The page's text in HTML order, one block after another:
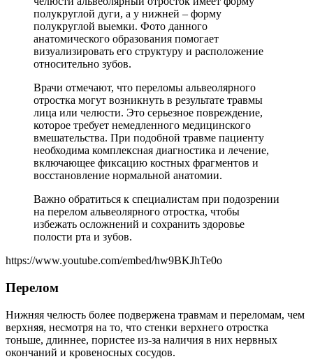
полукруглой дуги, а у нижней – форму
полукруглой выемки. Фото данного
анатомического образования помогает
визуализировать его структуру и расположение
относительно зубов.
Врачи отмечают, что переломы альвеолярного
отростка могут возникнуть в результате травмы
лица или челюсти. Это серьезное повреждение,
которое требует немедленного медицинского
вмешательства. При подобной травме пациенту
необходима комплексная диагностика и лечение,
включающее фиксацию костных фрагментов и
восстановление нормальной анатомии.
Важно обратиться к специалистам при подозрении
на перелом альвеолярного отростка, чтобы
избежать осложнений и сохранить здоровье
полости рта и зубов.
https://www.youtube.com/embed/hw9BKJhTe0o
Перелом
Нижняя челюсть более подвержена травмам и переломам, чем
верхняя, несмотря на то, что стенки верхнего отростка
тоньше, длиннее, пористее из-за наличия в них нервных
окончаний и кровеносных сосудов.